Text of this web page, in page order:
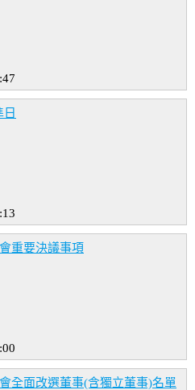
重要決議事項
全面改選董事(含獨立董事)名單